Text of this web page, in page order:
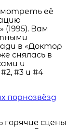
её
(1995). Вам
в «Доктор
снялась в
и
#3 и #4
порнозвёзд
сцены